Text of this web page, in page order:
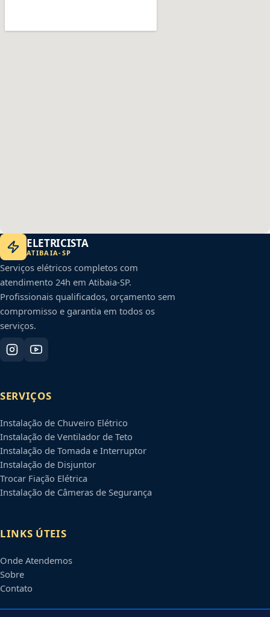
ELETRICISTA
ATIBAIA-SP
Serviços elétricos completos com
atendimento 24h em Atibaia-SP.
Profissionais qualificados, orçamento sem
compromisso e garantia em todos os
serviços.
SERVIÇOS
Instalação de Chuveiro Elétrico
Instalação de Ventilador de Teto
Instalação de Tomada e Interruptor
Instalação de Disjuntor
Trocar Fiação Elétrica
Instalação de Câmeras de Segurança
LINKS ÚTEIS
Onde Atendemos
Sobre
Contato